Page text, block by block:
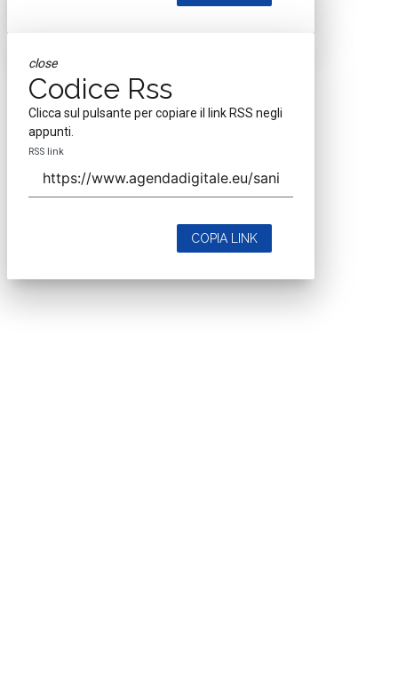
close
Codice Rss
Clicca sul pulsante per copiare il link RSS negli
appunti.
RSS link
COPIA LINK